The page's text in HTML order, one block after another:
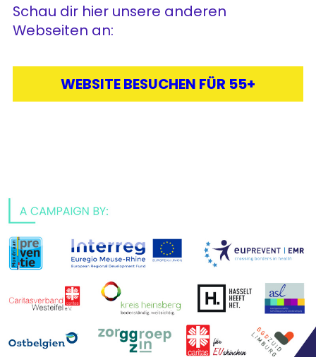
Schau dir hier unsere anderen
Webseiten an:
WEBSITE BESUCHEN FÜR 55+